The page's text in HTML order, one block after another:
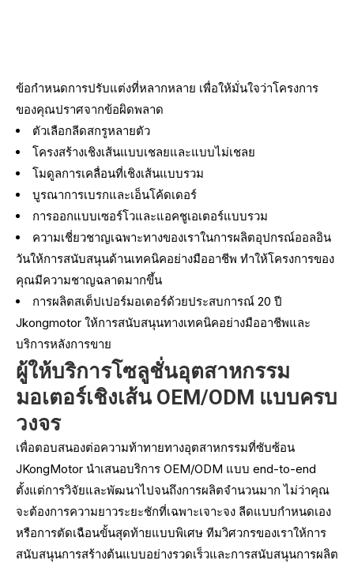
ข้อกำหนดการปรับแต่งที่หลากหลาย เพื่อให้มั่นใจว่าโครงการ
ของคุณปราศจากข้อผิดพลาด
ตัวเลือกลีดสกรูหลายตัว
โครงสร้างเชิงเส้นแบบเชลยและแบบไม่เชลย
โมดูลการเคลื่อนที่เชิงเส้นแบบรวม
บูรณาการเบรกและเอ็นโค้ดเดอร์
การออกแบบเซอร์โวและแอคชูเอเตอร์แบบรวม
ความเชี่ยวชาญเฉพาะทางของเราในการผลิตอุปกรณ์ออลอิน
วันให้การสนับสนุนด้านเทคนิคอย่างมืออาชีพ ทำให้โครงการของ
คุณมีความชาญฉลาดมากขึ้น
การผลิตสเต็ปเปอร์มอเตอร์ด้วยประสบการณ์ 20 ปี
Jkongmotor ให้การสนับสนุนทางเทคนิคอย่างมืออาชีพและ
บริการหลังการขาย
ผู้ให้บริการโซลูชั่นอุตสาหกรรม
มอเตอร์เชิงเส้น OEM/ODM แบบครบ
วงจร
เพื่อตอบสนองต่อความท้าทายทางอุตสาหกรรมที่ซับซ้อน
JKongMotor นำเสนอบริการ OEM/ODM แบบ end-to-end
ตั้งแต่การวิจัยและพัฒนาไปจนถึงการผลิตจำนวนมาก ไม่ว่าคุณ
จะต้องการความยาวระยะชักที่เฉพาะเจาะจง ลีดแบบกำหนดเอง
หรือการตัดเฉือนขั้นสุดท้ายแบบพิเศษ ทีมวิศวกรของเราให้การ
สนับสนุนการสร้างต้นแบบอย่างรวดเร็วและการสนับสนุนการผลิต